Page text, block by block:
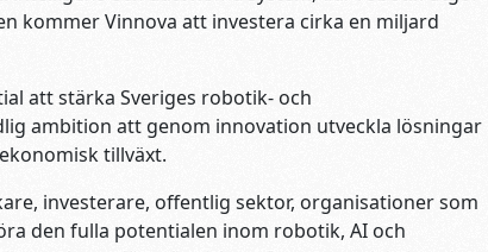
kommer Vinnova att investera cirka en miljard
att stärka Sveriges robotik- och
ambition att genom innovation utveckla lösningar
tillväxt.
investerare, offentlig sektor, organisationer som
den fulla potentialen inom robotik, AI och